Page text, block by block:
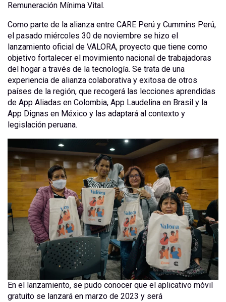
Remuneración Mínima Vital.
Como parte de la alianza entre CARE Perú y Cummins Perú,
el pasado miércoles 30 de noviembre se hizo el
lanzamiento oficial de VALORA, proyecto que tiene como
objetivo fortalecer el movimiento nacional de trabajadoras
del hogar a través de la tecnología. Se trata de una
experiencia de alianza colaborativa y exitosa de otros
países de la región, que recogerá las lecciones aprendidas
de App Aliadas en Colombia, App Laudelina en Brasil y la
App Dignas en México y las adaptará al contexto y
legislación peruana.
En el lanzamiento, se pudo conocer que el aplicativo móvil
gratuito se lanzará en marzo de 2023 y será